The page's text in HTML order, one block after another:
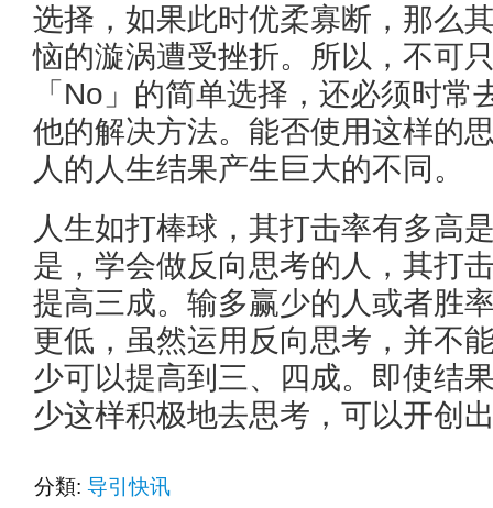
选择，如果此时优柔寡断，那么
恼的漩涡遭受挫折。所以，不可
「No」的简单选择，还必须时常
他的解决方法。能否使用这样的
人的人生结果产生巨大的不同。
人生如打棒球，其打击率有多高
是，学会做反向思考的人，其打
提高三成。输多赢少的人或者胜
更低，虽然运用反向思考，并不
少可以提高到三、四成。即使结
少这样积极地去思考，可以开创
分類: 导引快讯